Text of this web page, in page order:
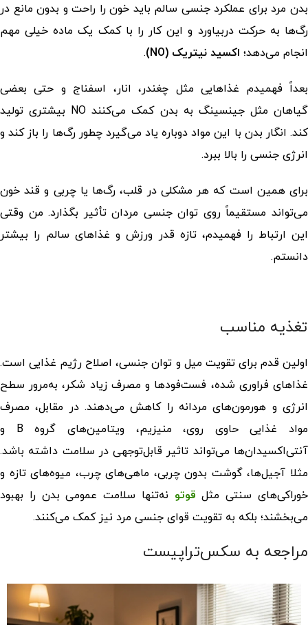
بدن مرد برای عملکرد جنسی سالم باید خون را راحت و بدون مانع در
رگ‌ها به حرکت دربیاورد و این کار را با کمک یک ماده خیلی مهم
انجام می‌دهد؛ اکسید نیتریک (NO) .
بعداً فهمیدم غذاهایی مثل چغندر، انار، اسفناج و حتی بعضی
گیاهان مثل جینسینگ به بدن کمک می‌کنند NO بیشتری تولید
کند. انگار بدن با این مواد دوباره یاد می‌گیرد چطور رگ‌ها را باز کند و
انرژی جنسی را بالا ببرد.
برای همین است که هر مشکلی در قلب، رگ‌ها یا چربی و قند خون
می‌تواند مستقیماً روی توان جنسی مردان تأثیر بگذارد. من وقتی
این ارتباط را فهمیدم، تازه قدر ورزش و غذاهای سالم را بیشتر
دانستم.
تغذیه مناسب
اولین قدم برای تقویت میل و توان جنسی، اصلاح رژیم غذایی است.
غذاهای فراوری شده، فست‌فودها و مصرف زیاد شکر، به‌مرور سطح
انرژی و هورمون‌های مردانه را کاهش می‌دهند. در مقابل، مصرف
مواد غذایی حاوی روی، منیزیم، ویتامین‌های گروه B و
آنتی‌اکسیدان‌ها می‌تواند تاثیر قابل‌توجهی در سلامت داشته باشد.
مثلا آجیل‌ها، گوشت بدون چربی، ماهی‌های چرب، میوه‌های تازه و
خوراکی‌های سنتی مثل قوتو نه‌تنها سلامت عمومی بدن را بهبود
می‌بخشند؛ بلکه به تقویت قوای جنسی مرد نیز کمک می‌کنند.
مراجعه به سکس‌تراپیست